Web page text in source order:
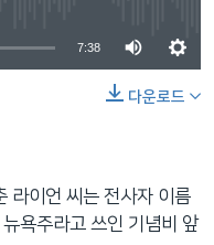
7:38
다운로드
라이언 씨는 전사자 이름
욕주라고 쓰인 기념비 앞